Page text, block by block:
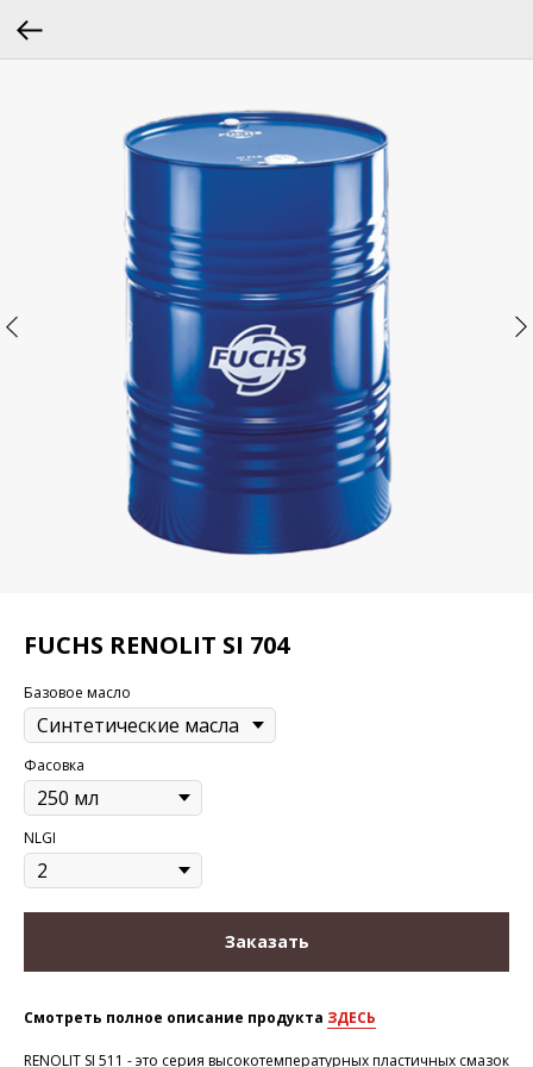
FUCHS RENOLIT SI 704
Базовое масло
Фасовка
NLGI
Заказать
Смотреть полное описание продукта ЗДЕСЬ
RENOLIT SI 511 - это серия высокотемпературных пластичных смазок